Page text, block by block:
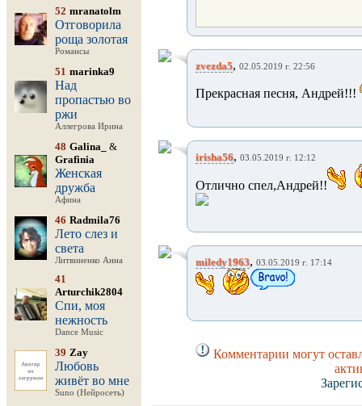
52 mranatolm
Отговорила
роща золотая
Романсы
51 marinka9
Над
пропастью во
ржи
Аллегрова Ирина
48 Galina_
&
Grafinia
Женская
дружба
Афина
46 Radmila76
Лето слез и
света
Литвиненко Анна
41
Arturchik2804
Спи, моя
нежность
Dance Music
39 Zay
Любовь
живёт во мне
Suno (Нейросеть)
zvezda5, 02.05.2019 г. 22:56
Прекрасная песня, Андрей!!!
irisha56, 03.05.2019 г. 12:12
Отлично спел,Андрей!!
miledy1963, 03.05.2019 г. 17:14
Комментарии могут